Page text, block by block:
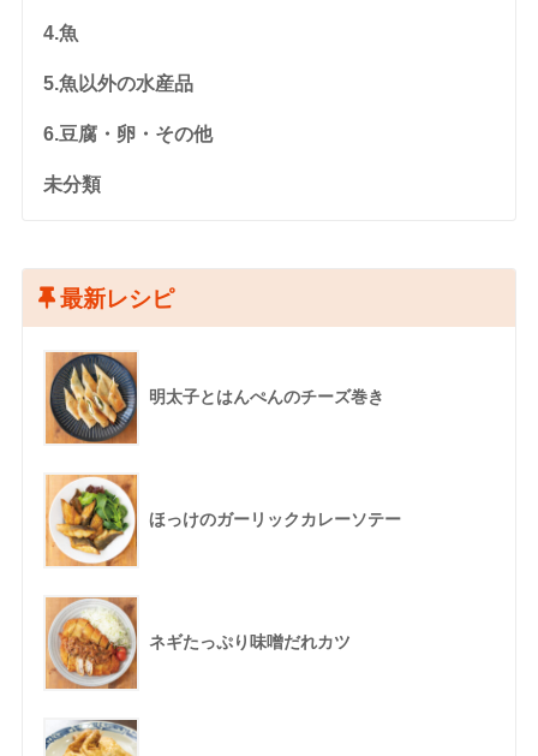
4.魚
5.魚以外の水産品
6.豆腐・卵・その他
未分類
最新レシピ
明太子とはんぺんのチーズ巻き
ほっけのガーリックカレーソテー
ネギたっぷり味噌だれカツ